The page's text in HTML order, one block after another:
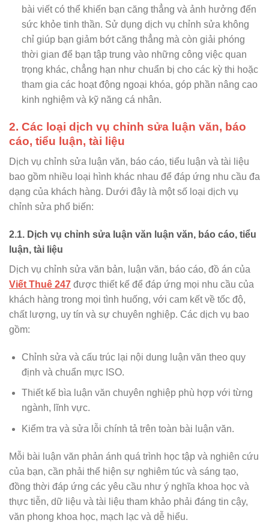
bài viết có thể khiến bạn căng thẳng và ảnh hưởng đến
sức khỏe tinh thần. Sử dụng dịch vụ chỉnh sửa không
chỉ giúp bạn giảm bớt căng thẳng mà còn giải phóng
thời gian để bạn tập trung vào những công việc quan
trọng khác, chẳng hạn như chuẩn bị cho các kỳ thi hoặc
tham gia các hoạt động ngoại khóa, góp phần nâng cao
kinh nghiệm và kỹ năng cá nhân.
2. Các loại dịch vụ chỉnh sửa luận văn, báo
cáo, tiểu luận, tài liệu
Dịch vụ chỉnh sửa luận văn, báo cáo, tiểu luận và tài liệu
bao gồm nhiều loại hình khác nhau để đáp ứng nhu cầu đa
dạng của khách hàng. Dưới đây là một số loại dịch vụ
chỉnh sửa phổ biến:
2.1. Dịch vụ chỉnh sửa luận văn luận văn, báo cáo, tiểu
luận, tài liệu
Dịch vụ chỉnh sửa văn bản, luận văn, báo cáo, đồ án của
Viết Thuê 247 được thiết kế để đáp ứng mọi nhu cầu của
khách hàng trong mọi tình huống, với cam kết về tốc độ,
chất lượng, uy tín và sự chuyên nghiệp. Các dịch vụ bao
gồm:
Chỉnh sửa và cấu trúc lại nội dung luận văn theo quy
định và chuẩn mực ISO.
Thiết kế bìa luận văn chuyên nghiệp phù hợp với từng
ngành, lĩnh vực.
Kiểm tra và sửa lỗi chính tả trên toàn bài luận văn.
Mỗi bài luận văn phản ánh quá trình học tập và nghiên cứu
của bạn, cần phải thể hiện sự nghiêm túc và sáng tạo,
đồng thời đáp ứng các yêu cầu như ý nghĩa khoa học và
thực tiễn, dữ liệu và tài liệu tham khảo phải đáng tin cậy,
văn phong khoa học, mạch lạc và dễ hiểu.